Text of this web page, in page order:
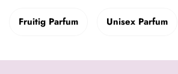
Fruitig Parfum Unisex Parfum